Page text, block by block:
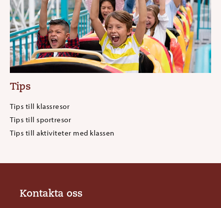
Tips
Tips till klassresor
Tips till sportresor
Tips till aktiviteter med klassen
Kontakta oss